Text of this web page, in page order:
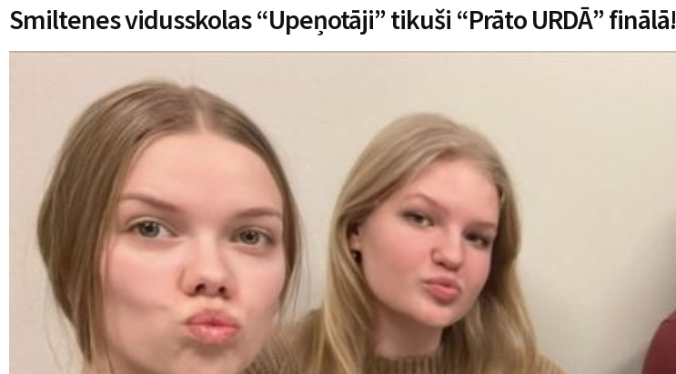
Smiltenes vidusskolas “Upeņotāji” tikuši “Prāto URDĀ” finālā!